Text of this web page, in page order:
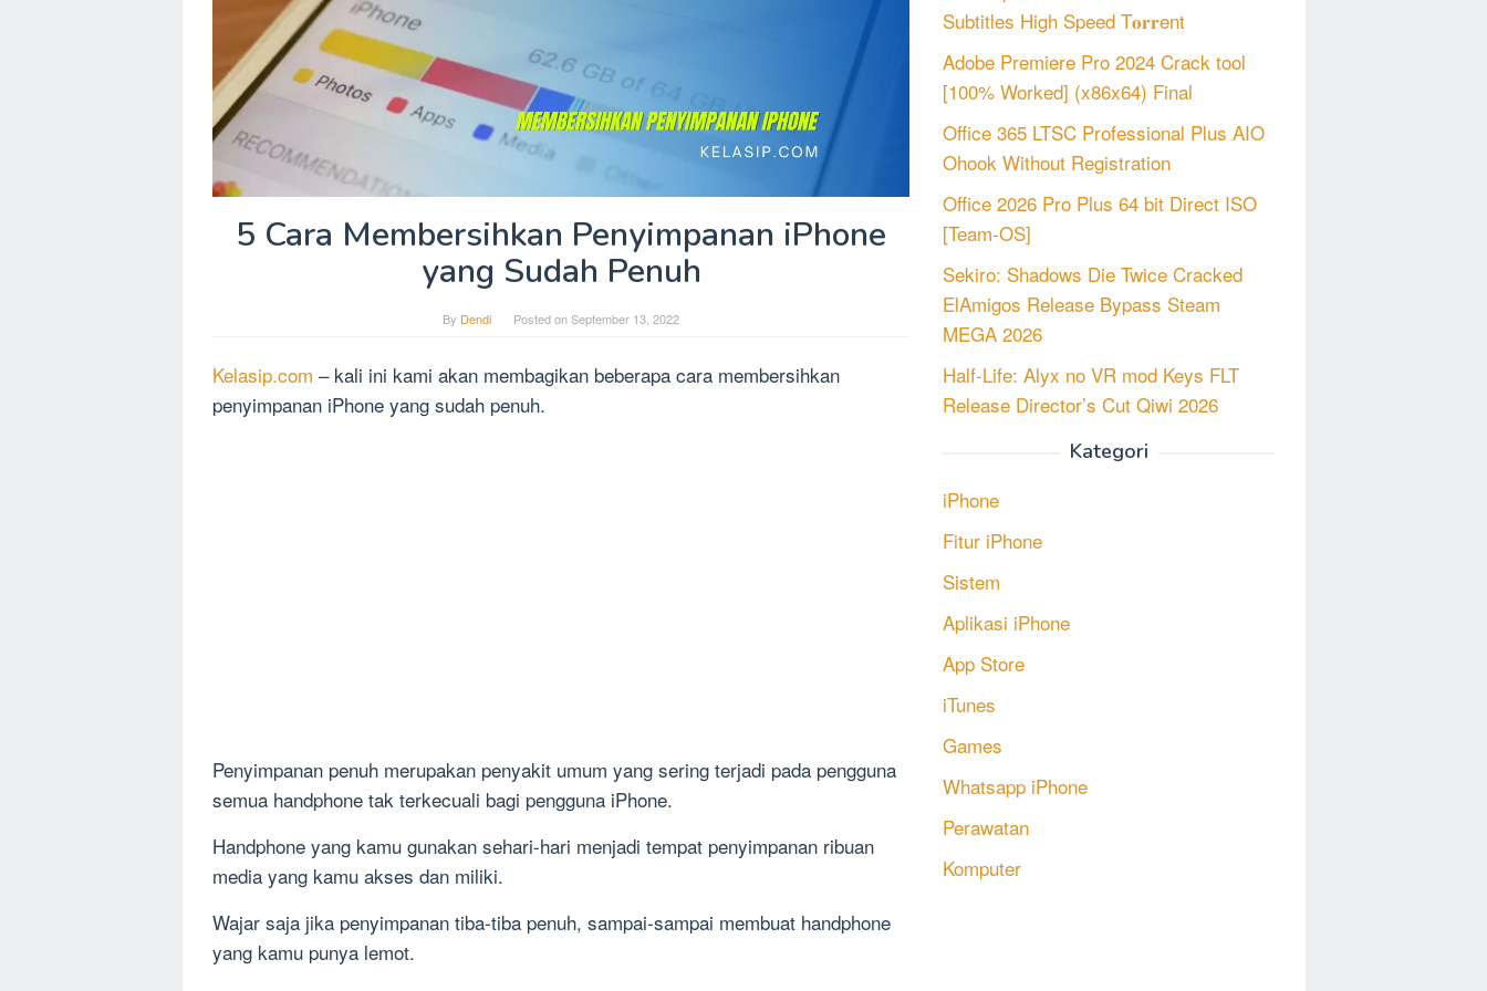
5 Cara Membersihkan Penyimpanan iPhone
yang Sudah Penuh
By Dendi Posted onSeptember 13, 2022
Kelasip.com – kali ini kami akan membagikan beberapa cara membersihkan
penyimpanan iPhone yang sudah penuh.
Penyimpanan penuh merupakan penyakit umum yang sering terjadi pada pengguna
semua handphone tak terkecuali bagi pengguna iPhone.
Handphone yang kamu gunakan sehari-hari menjadi tempat penyimpanan ribuan
media yang kamu akses dan miliki.
Wajar saja jika penyimpanan tiba-tiba penuh, sampai-sampai membuat handphone
yang kamu punya lemot.
Subtitles High Speed T𝐨𝐫𝐫ent
Adobe Premiere Pro 2024 Crack tool
[100% Worked] (x86x64) Final
Office 365 LTSC Professional Plus AIO
Ohook Without Registration
Office 2026 Pro Plus 64 bit Direct ISO
[Team-OS]
Sekiro: Shadows Die Twice Cracked
ElAmigos Release Bypass Steam
MEGA 2026
Half-Life: Alyx no VR mod Keys FLT
Release Director’s Cut Qiwi 2026
Kategori
iPhone
Fitur iPhone
Sistem
Aplikasi iPhone
App Store
iTunes
Games
Whatsapp iPhone
Perawatan
Komputer